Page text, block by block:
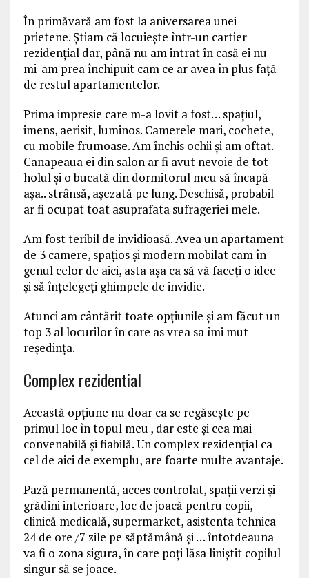
În primăvară am fost la aniversarea unei
prietene. Ştiam că locuieşte într-un cartier
rezidenţial dar, până nu am intrat în casă ei nu
mi-am prea închipuit cam ce ar avea în plus faţă
de restul apartamentelor.
Prima impresie care m-a lovit a fost… spaţiul,
imens, aerisit, luminos. Camerele mari, cochete,
cu mobile frumoase. Am închis ochii şi am oftat.
Canapeaua ei din salon ar fi avut nevoie de tot
holul şi o bucată din dormitorul meu să încapă
aşa.. strânsă, aşezată pe lung. Deschisă, probabil
ar fi ocupat toat asuprafata sufrageriei mele.
Am fost teribil de invidioasă. Avea un apartament
de 3 camere, spaţios şi modern mobilat cam în
genul celor de aici, asta aşa ca să vă faceţi o idee
şi să înţelegeţi ghimpele de invidie.
Atunci am cântărit toate opțiunile și am făcut un
top 3 al locurilor în care as vrea sa îmi mut
reședința.
Complex rezidential
Această opțiune nu doar ca se regăsește pe
primul loc în topul meu , dar este și cea mai
convenabilă și fiabilă. Un complex rezidențial ca
cel de aici de exemplu, are foarte multe avantaje.
Pază permanentă, acces controlat, spaţii verzi și
grădini interioare, loc de joacă pentru copii,
clinică medicală, supermarket, asistenta tehnica
24 de ore /7 zile pe săptămână și … întotdeauna
va fi o zona sigura, în care poți lăsa liniștit copilul
singur să se joace.